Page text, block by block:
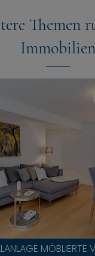
Themen
Immobilien
MÖBLIERTE